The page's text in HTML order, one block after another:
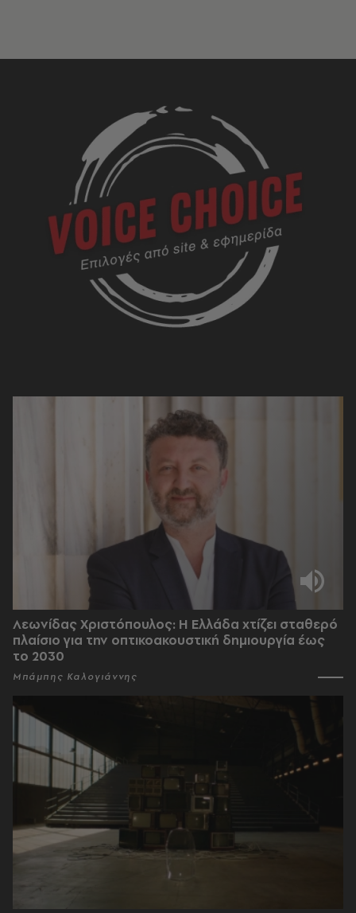
Λεωνίδας Χριστόπουλος: Η Ελλάδα χτίζει σταθερό
πλαίσιο για την οπτικοακουστική δημιουργία έως
το 2030
Μπάμπης Καλογιάννης